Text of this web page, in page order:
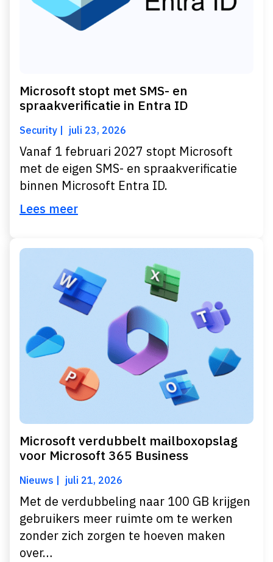
Microsoft stopt met SMS- en
spraakverificatie in Entra ID
Security juli 23, 2026
Vanaf 1 februari 2027 stopt Microsoft
met de eigen SMS- en spraakverificatie
binnen Microsoft Entra ID.
Lees meer
Microsoft verdubbelt mailboxopslag
voor Microsoft 365 Business
Nieuws juli 21, 2026
Met de verdubbeling naar 100 GB krijgen
gebruikers meer ruimte om te werken
zonder zich zorgen te hoeven maken
over…